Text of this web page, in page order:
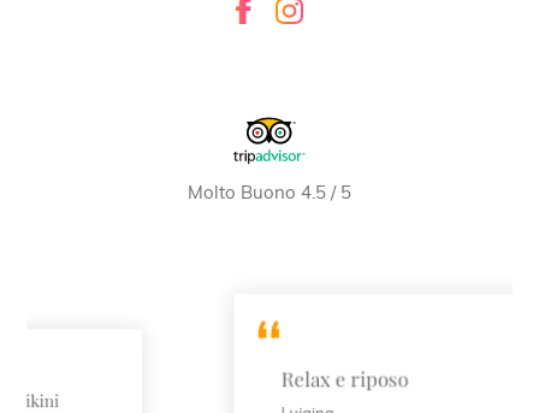
Molto Buono 4.5 / 5